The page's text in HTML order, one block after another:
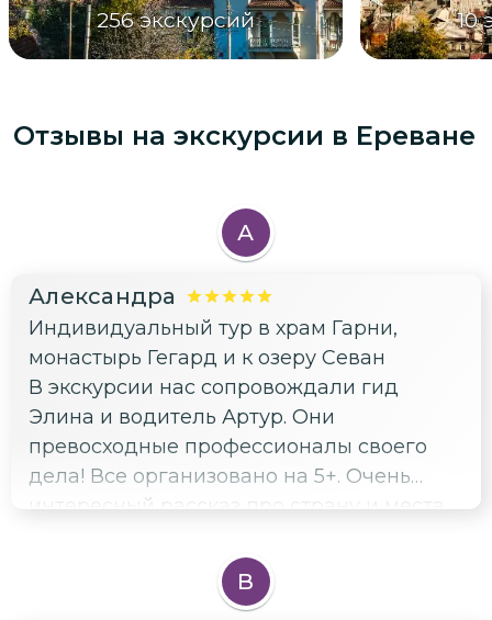
256 экскурсий 10
Отзывы на экскурсии в Ереване
А
Александра
Индивидуальный тур в храм Гарни,
монастырь Гегард и к озеру Севан
В экскурсии нас сопровождали гид
Элина и водитель Артур. Они
превосходные профессионалы своего
дела! Все организовано на 5+. Очень
интересный рассказ про страну и места,
сделать красивые фото всей семьи.
Спасибо им огромное!
В